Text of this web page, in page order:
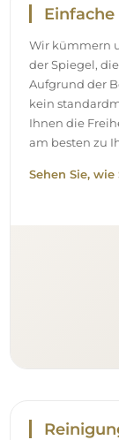
Wir kümmern
der Spiegel,
Aufgrund der
kein
Ihnen die
am besten zu
Sehen Sie,